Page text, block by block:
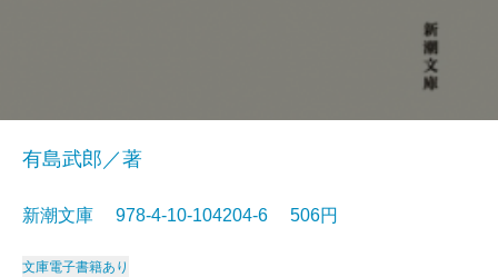
有島武郎／著
新潮文庫 978-4-10-104204-6 506円
文庫電子書籍あり